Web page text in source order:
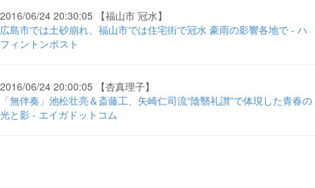
2016/06/24 20:30:05 【福山市 冠水】
広島市では土砂崩れ、福山市では住宅街で冠水 豪雨の影響各地で - ハ
フィントンポスト
2016/06/24 20:00:05 【杏真理子】
「無伴奏」池松壮亮＆斎藤工、矢崎仁司流“陰翳礼讃”で体現した青春の
光と影 - エイガドットコム